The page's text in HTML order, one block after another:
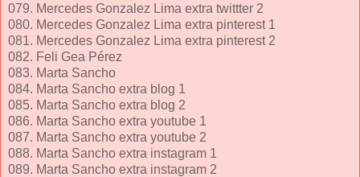
079. Mercedes Gonzalez Lima extra twittter 2
080. Mercedes Gonzalez Lima extra pinterest 1
081. Mercedes Gonzalez Lima extra pinterest 2
082. Feli Gea Pérez
083. Marta Sancho
084. Marta Sancho extra blog 1
085. Marta Sancho extra blog 2
086. Marta Sancho extra youtube 1
087. Marta Sancho extra youtube 2
088. Marta Sancho extra instagram 1
089. Marta Sancho extra instagram 2